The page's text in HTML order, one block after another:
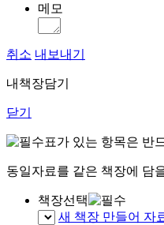
메모
취소 내보내기
내책장담기
닫기
표가 있는 항목은 반
동일자료를 같은 책장에 담
책장선택
새 책장 만들어 자